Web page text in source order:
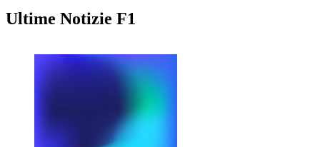
Ultime Notizie F1